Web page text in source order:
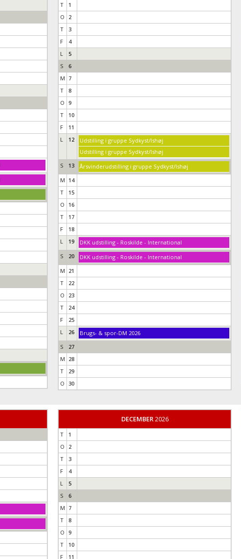
T
1
O
2
T
3
F
4
L
5
S
6
M 7
T
8
O 9
T
10
F
11
L
12
Udstilling i gruppe Sydkyst/Ishøj
Udstilling i gruppe Sydkyst/Ishøj
S
13
Årsvinderudstilling i gruppe Sydkyst/Ishøj
M 14
T
15
O
16
T
17
F
18
L
19
DKK udstilling - Roskilde - International
S
20
DKK udstilling - Roskilde - International
M 21
T
22
O
23
T
24
F
25
L
26
Brugs- & spor-DM 2026
S
27
M 28
T
29
O 30
DECEMBER2026
T
1
O
2
T
3
F
4
L
5
S
6
M 7
T
8
O 9
T
10
F
11